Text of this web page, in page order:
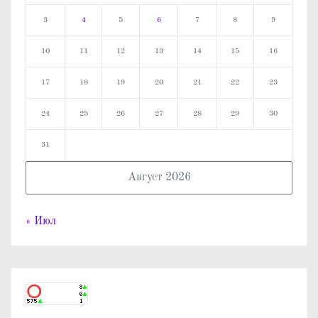
Август 2026
3 4 5 6 7 8 9
10 11 12 13 14 15 16
17 18 19 20 21 22 23
24 25 26 27 28 29 30
31
« Июл